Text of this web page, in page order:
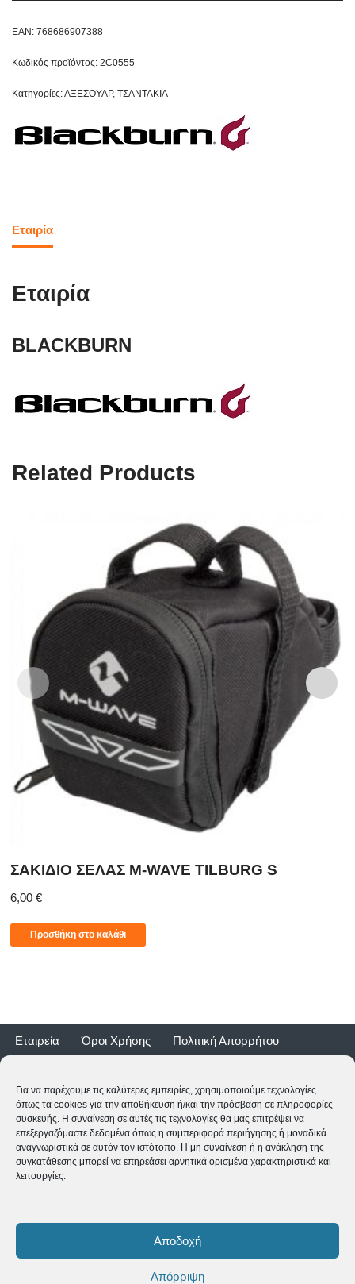
Για να παρέχουμε τις καλύτερες εμπειρίες, χρησιμοποιούμε τεχνολογίες
όπως τα cookies για την αποθήκευση ή/και την πρόσβαση σε πληροφορίες
συσκευής. Η συναίνεση σε αυτές τις τεχνολογίες θα μας επιτρέψει να
επεξεργαζόμαστε δεδομένα όπως η συμπεριφορά περιήγησης ή μοναδικά
αναγνωριστικά σε αυτόν τον ιστότοπο. Η μη συναίνεση ή η ανάκληση της
συγκατάθεσης μπορεί να επηρεάσει αρνητικά ορισμένα χαρακτηριστικά και
λειτουργίες.
Αποδοχή
Απόρριψη
EAN: 768686907388
Κωδικός προϊόντος: 2C0555
Κατηγορίες:ΑΞΕΣΟΥΑΡ, ΤΣΑΝΤΑΚΙΑ
Εταιρία
Εταιρία
BLACKBURN
Related Products
ΣΑΚΙΔΙΟ ΣΕΛΑΣ M-WAVE TILBURG S
6,00 €
Προσθήκη στο καλάθι
Εταιρεία Όροι Χρήσης
Πολιτική Απορρήτου
Δευ-Τετ-Σαβ 09:00-15:00 | Τρι-Πεμ-Παρ 10:00-18:00 | Κυρ
ΚΛΕΙΣΤΑ